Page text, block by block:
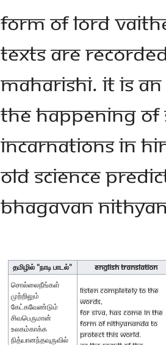
form of Lord
texts are
Maharishi. It is
the happening of
incarnations in
old science
Bhagavan
தமிழில் "நாடி பாடல்"
English Translation
சொல்லைநீங்கள்
முற்றிலும்
கேட்கவேண்டும்
சிவபெருமான்
உலகம்காக்க
நித்யானந்தவுருவில்
Listen completely to the
words,
for Siva, has come in the
form of Nithyananda to
protect this world.